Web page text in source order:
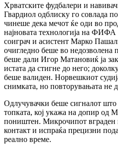
Хрватските фудбалери и
Гвардиол одблиску го совлада
чинеше дека мечот ќе оди во
најновата технологија на ФИФА
соиграч и асистент Марко
очигледно беше во недозволена
беше дали Игор Матановиќ ја
истата да стигне до него;
беше валиден. Норвешкиот
снимката, но повторувањата не
Одлучувачки беше сигналот што
топката, кој укажа на допир од
поништен. Микрочипот вграден
контакт и испраќа прецизни
реално време.